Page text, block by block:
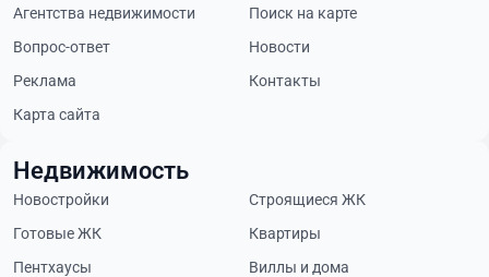
Агентства недвижимости
Поиск на карте
Вопрос-ответ
Новости
Реклама
Контакты
Карта сайта
Недвижимость
Новостройки
Строящиеся ЖК
Готовые ЖК
Квартиры
Пентхаусы
Виллы и дома